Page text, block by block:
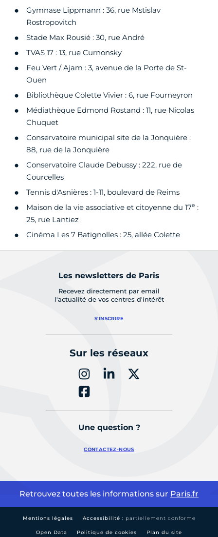
Gymnase Lippmann : 36, rue Mstislav
Rostropovitch
Stade Max Rousié : 30, rue André
TVAS 17 : 13, rue Curnonsky
Feu Vert / Ajam : 3, avenue de la Porte de St-
Ouen
Bibliothèque Colette Vivier : 6, rue Fourneyron
Médiathèque Edmond Rostand : 11, rue Nicolas
Chuquet
Conservatoire municipal site de la Jonquière :
88, rue de la Jonquière
Conservatoire Claude Debussy : 222, rue de
Courcelles
Tennis d'Asnières : 1-11, boulevard de Reims
Maison de la vie associative et citoyenne du 17e :
25, rue Lantiez
Cinéma Les 7 Batignolles : 25, allée Colette
Les newsletters de Paris
Recevez directement par email
l'actualité de vos centres d'intérêt
S'INSCRIRE
Sur les réseaux
Une question ?
CONTACTEZ-NOUS
Retrouvez toutes les informations sur Paris.fr
Mentions légales Accessibilité : partiellement conforme
Open Data Politique de cookies Plan du site